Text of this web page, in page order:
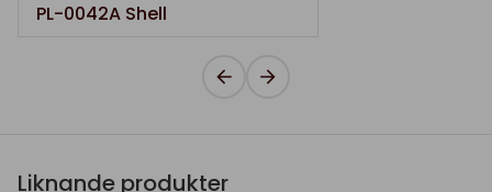
PL-0042A Shell
Liknande produkter